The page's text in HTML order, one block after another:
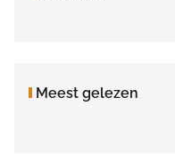
Meest gelezen